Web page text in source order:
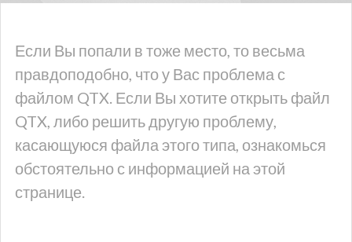
Если Вы попали в тоже место, то весьма
правдоподобно, что у Вас проблема с
файлом QTX. Если Вы хотите открыть файл
QTX, либо решить другую проблему,
касающуюся файла этого типа, ознакомься
обстоятельно с информацией на этой
странице.